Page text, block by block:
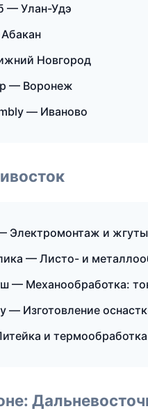
— Улан-Удэ
Новгород
— Воронеж
— Иваново
Электромонтаж и жгуты
— Листо- и
— Механообработка:
— Изготовление
и термообработка